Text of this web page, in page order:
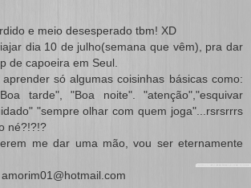
e meio desesperado tbm! XD
dia 10 de julho(semana que vêm), pra dar
de capoeira em Seul.
só algumas coisinhas básicas como:
tarde", "Boa noite". "atenção","esquivar
"sempre olhar com quem joga"...rsrsrrrs
né?!?!?
me dar uma mão, vou ser eternamente